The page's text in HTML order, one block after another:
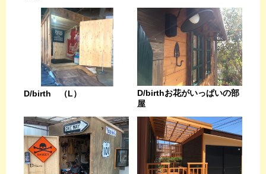
D/birth （L）
D/birthお花がいっぱいの部
屋